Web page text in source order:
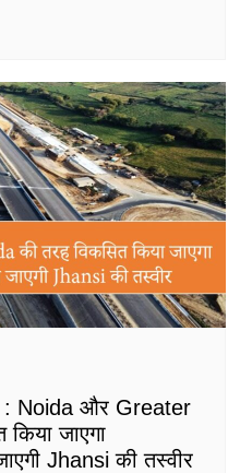
: Noida और Greater
जाएगा
Jhansi की तस्वीर